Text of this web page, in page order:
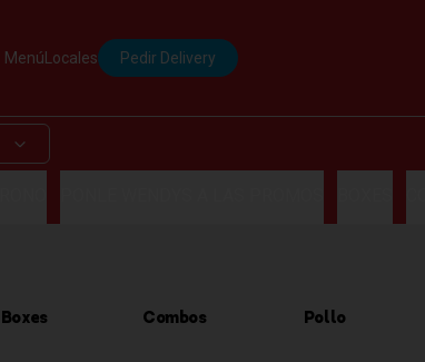
Menú Locales Pedir Delivery
Boxes Combos Pollo